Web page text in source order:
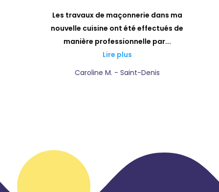
Les travaux de maçonnerie dans ma
nouvelle cuisine ont été effectués de
manière professionnelle par...
Lire plus
Caroline M. - Saint-Denis